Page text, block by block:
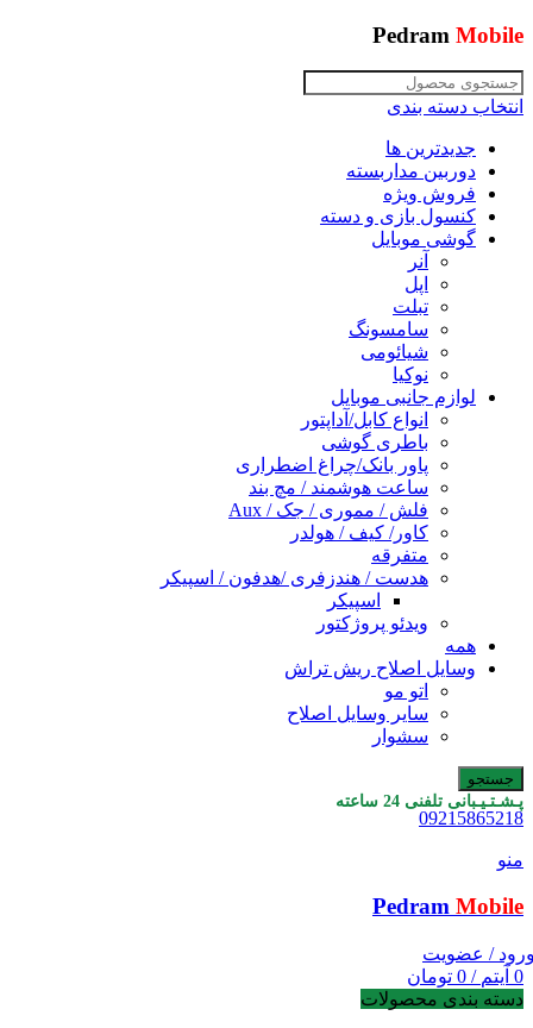
Pedram Mobile
انتخاب دسته بندی
جدیدترین ها
دوربین مداربسته
فروش ویژه
کنسول بازی و دسته
گوشی موبایل
آنر
اپل
تبلت
سامسونگ
شیائومی
نوکیا
لوازم جانبی موبایل
انواع کابل/آداپتور
باطری گوشی
پاور بانک/چراغ اضطراری
ساعت هوشمند / مچ بند
فلش / مموری / جک / Aux
کاور/ کیف / هولدر
متفرقه
هدست / هندزفری /هدفون / اسپیکر
اسپیکر
ویدئو پروژکتور
همه
وسایل اصلاح ریش تراش
اتو مو
سایر وسایل اصلاح
سشوار
جستجو
پـشـتـیـبانی تلفنی 24 ساعته
09215865218
منو
Pedram Mobile
/ عضویت
0 آیتم /
0 تومان
دسته بندی محصولات